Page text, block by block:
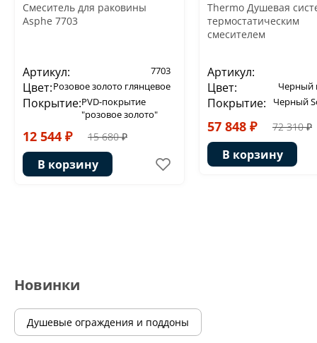
Смеситель для раковины
Asphe 7703
Артикул: 7703
Цвет:Розовое золото глянцевое
Покрытие:PVD-покрытие
"розовое золото"
12 544 ₽ 15 680 ₽
В корзину
Thermo Душевая
термостатическим
смесителем
Артикул:
Цвет:
Черный
Покрытие: Черный
57 848 ₽ 72 310 ₽
В корзину
Новинки
Душевые ограждения и поддоны